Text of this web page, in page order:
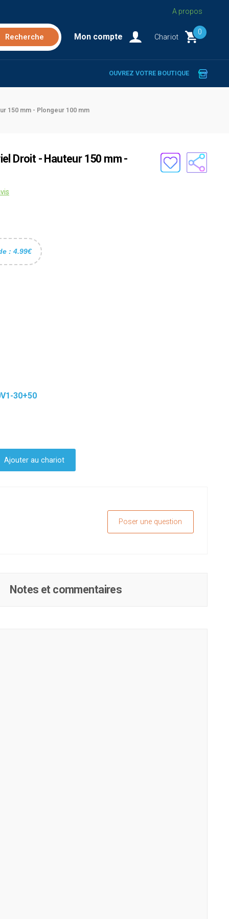
A propos
Mon compte Chariot
0
OUVREZ VOTRE BOUTIQUE
150 mm - Plongeur 100 mm
Droit - Hauteur 150 mm -
: 4.99€
30+50
Ajouter au chariot
Poser une question
Notes et commentaires